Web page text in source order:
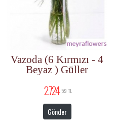
Vazoda (6 Kırmızı - 4
Beyaz ) Güller
2.724 ,59 TL
Gönder